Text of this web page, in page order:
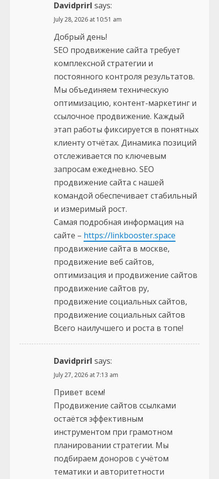
Davidprirl says:
July 28, 2026 at 10:51 am
Добрый день!
SEO продвижение сайта требует
комплексной стратегии и
постоянного контроля результатов.
Мы объединяем техническую
оптимизацию, контент-маркетинг и
ссылочное продвижение. Каждый
этап работы фиксируется в понятных
клиенту отчётах. Динамика позиций
отслеживается по ключевым
запросам ежедневно. SEO
продвижение сайта с нашей
командой обеспечивает стабильный
и измеримый рост.
Самая подробная информация на
сайте – https://linkbooster.space
продвижение сайта в москве,
продвижение веб сайтов,
оптимизация и продвижение сайтов
продвижение сайтов ру,
продвижение социальных сайтов,
продвижение социальных сайтов
Всего наилучшего и роста в топе!
Davidprirl says:
July 27, 2026 at 7:13 am
Привет всем!
Продвижение сайтов ссылками
остаётся эффективным
инструментом при грамотном
планировании стратегии. Мы
подбираем доноров с учётом
тематики и авторитетности